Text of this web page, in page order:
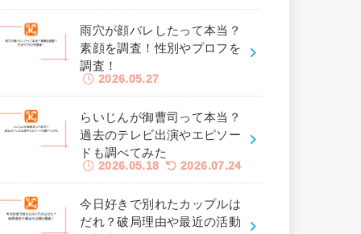
雨穴が顔バレしたって本当？
素顔を調査！性別やプロフを
調査！
2026.05.27
らいじんが御曹司って本当？
過去のテレビ出演やエピソー
ドも調べてみた
2026.05.18 2026.07.24
今日好きで別れたカップルは
だれ？破局理由や最近の活動